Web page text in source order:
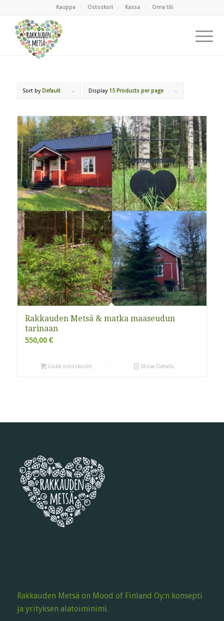
Kauppa Ostoskori Kassa Oma tili
Sort by Default Display 15 Products per page
Rakkauden Metsä & matka maaseudun
tarinaan
550,00 €
Lisää ostoskoriin Show Details
Rakkauden Metsä on Mood of Finland Oy:n konsepti
ja yrityksen alatoiminimi.